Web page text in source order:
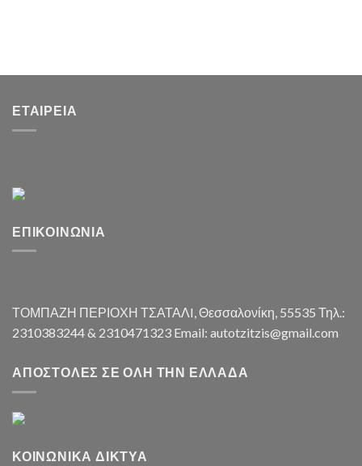
ΕΤΑΙΡΕΊΑ
ΕΠΙΚΟΙΝΩΝΊΑ
ΤΟΜΠΑΖΗ ΠΕΡΙΟΧΗ ΤΣΑΤΑΛI, Θεσσαλονίκη, 55535 Τηλ.:
2310383244 & 2310471323 Email: autotzitzis@gmail.com
ΑΠΟΣΤΟΛΈΣ ΣΕ ΌΛΗ ΤΗΝ ΕΛΛΆΔΑ
ΚΟΙΝΩΝΙΚΆ ΔΊΚΤΥΑ